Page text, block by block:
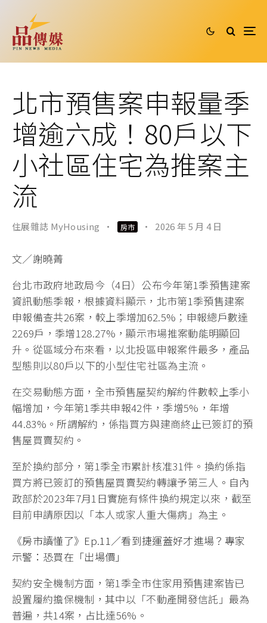
北市預售案申報量季
增逾六成！80戶以下
小社區住宅為推案主
流
住展雜誌 MyHousing · 房市 · 2026 年 5 月 4 日
文／謝曉菁
台北市政府地政局今（4日）公布今年第1季預售建案
資訊動態季報，根據資料顯示，北市第1季預售建案
申報備查共26案，較上季增加62.5%；申報總戶數達
2269戶，季增128.27%，顯示市場推案動能明顯回
升。從區域分布來看，以北投區申報案件最多，產品
型態則以80戶以下的小型住宅社區為主流。
在交易動態方面，全市預售屋契約解約件數較上季小
幅增加，今年第1季共申報42件，季增5%，年增
44.83%。所謂解約，係指買方與建商終止已簽訂的預
售屋買賣契約。
至於換約部分，第1季全市累計核准31件。換約係指
買方將已簽訂的預售屋買賣契約轉讓予第三人。自內
政部於2023年7月1日實施有條件換約規定以來，截至
目前申請原因以「本人或家人重大傷病」為主。
《房市讀懂了》Ep.11／看到捷運蓋好才進場？專家
示警：恐買在「出場價」
契約安全機制方面，第1季全市住家用預售建案皆已
設置履約擔保機制，其中以「不動產開發信託」最為
普遍，共14案，占比達56%。